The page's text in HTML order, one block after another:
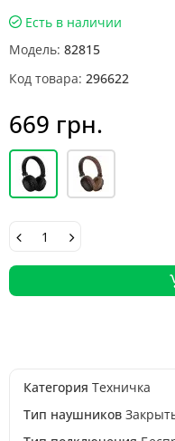
Есть в наличии
Модель: 82815
Код товара: 296622
669 грн.
Категория Техничка
Тип наушников